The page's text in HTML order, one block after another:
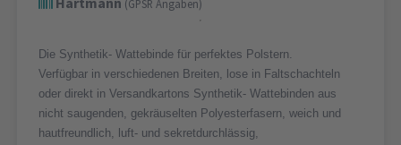
(GPSR Angaben)
Die Synthetik- Wattebinde für perfektes Polstern.
Verfügbar in verschiedenen Breiten, lose in Faltschachteln
oder direkt in Versandkartons Synthetik- Wattebinden aus
nicht saugenden, gekräuselten Polyesterfasern, weich und
hautfreundlich, luft- und sekretdurchlässig,